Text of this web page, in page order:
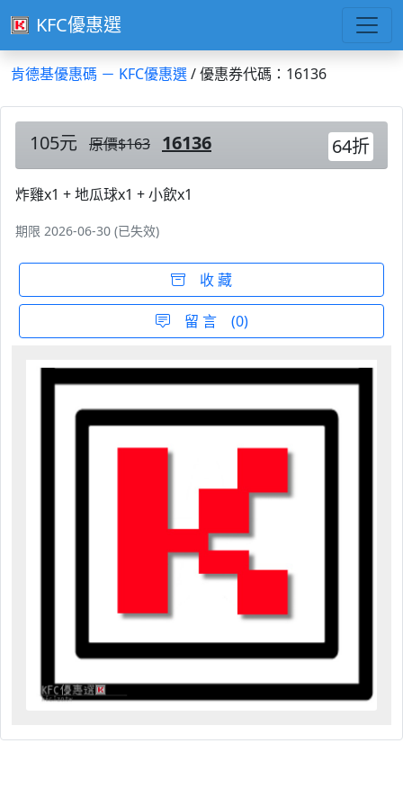
KFC優惠選
肯德基優惠碼 － KFC優惠選/ 優惠券代碼：16136
105元 原價$163 16136 64折
炸雞x1 + 地瓜球x1 + 小飲x1
期限 2026-06-30 (已失效)
收 藏
留 言 (0)